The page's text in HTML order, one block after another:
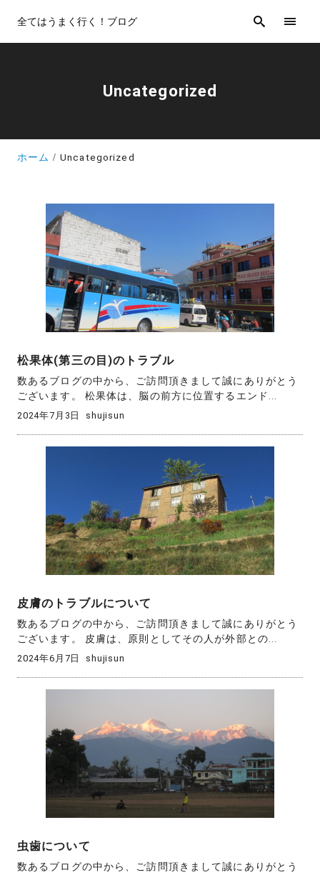
全てはうまく行く！ブログ
Uncategorized
ホーム Uncategorized
松果体(第三の目)のトラブル
数あるブログの中から、ご訪問頂きまして誠にありがとう
ございます。 松果体は、脳の前方に位置するエンド...
2024年7月3日 shujisun
皮膚のトラブルについて
数あるブログの中から、ご訪問頂きまして誠にありがとう
ございます。 皮膚は、原則としてその人が外部との...
2024年6月7日 shujisun
虫歯について
数あるブログの中から、ご訪問頂きまして誠にありがとう